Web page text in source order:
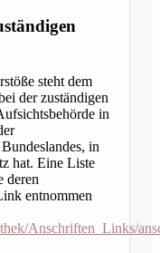
steht dem
der zuständigen
in
in
hat. Eine Liste
deren
entnommen
Anschriften_Links/